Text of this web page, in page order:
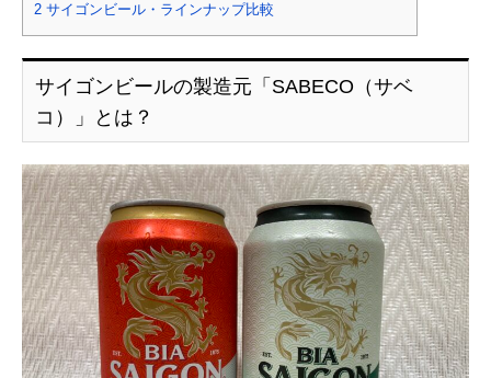
2 サイゴンビール・ラインナップ比較
サイゴンビールの製造元「SABECO（サベ
コ）」とは？